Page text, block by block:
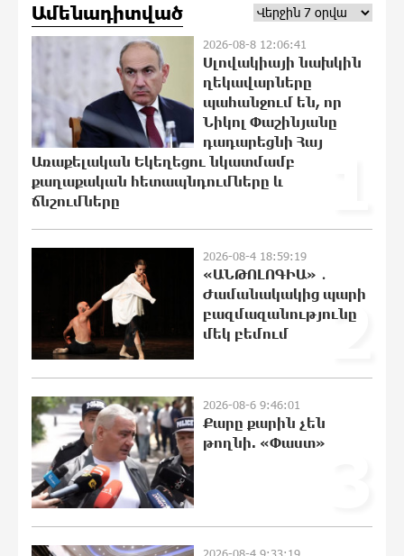
Ռուսաստանի տարածքում ոչնչացվել
է ուկրաինական 360 անօդաչու թռչող
սարք
23:39:22 8-08-2026
Օգոստոսի 10-ին, 11-ին, 12-ին, 13-ին,
14-ին, 17-ին, 18-ին և 20-ին
հարյուրավոր հասցեներում լույս չի
լինելու
Ողբերգական դեպք՝ Երևանում․
Կիևյան կամրջի տակ հայտնաբերվել է
տղամարդու մարմին
23:01:57 8-08-2026
Ադրբեջանի Սարով գյուղում տանը 18-
Հայհիդրոմետի տնօրենը գրել է
Ամենադիտված
2026-08-8 12:06:41
Սլովակիայի նախկին
ղեկավարները
պահանջում են, որ
Նիկոլ Փաշինյանը
դադարեցնի Հայ
Առաքելական Եկեղեցու նկատմամբ
քաղաքական հետապնդումները և
ճնշումները
2
2026-08-4 18:59:19
«ԱՆԹՈԼՈԳԻԱ» ․
Ժամանակակից պարի
բազմազանությունը
մեկ բեմում
2026-08-6 9:46:01
Քարը քարին չեն
թողնի. «Փաստ»